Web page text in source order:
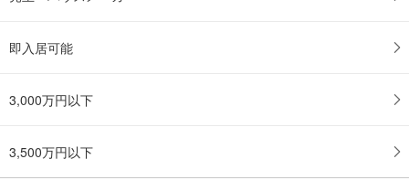
即入居可能
3,000万円以下
3,500万円以下